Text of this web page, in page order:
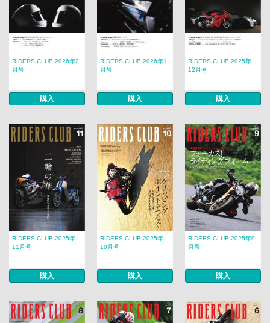
RIDERS CLUB 2026年2
月号
購入
RIDERS CLUB 2026年1
月号
購入
RIDERS CLUB 2025年
12月号
購入
RIDERS CLUB 2025年
11月号
購入
RIDERS CLUB 2025年
10月号
購入
RIDERS CLUB 2025年9
月号
購入